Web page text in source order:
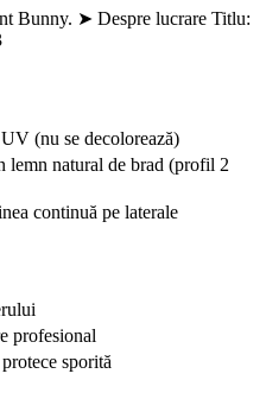
Bunny. ➤ Despre lucrare Titlu:
(nu se decolorează)
lemn natural de brad (profil 2
continuă pe laterale
profesional
sporită